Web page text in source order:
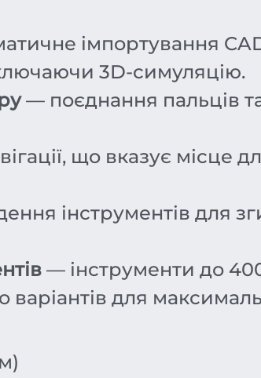
імпортування CAD
3D-симуляцію.
— поєднання пальців
що вказує місце
інструментів для
— інструменти до
для